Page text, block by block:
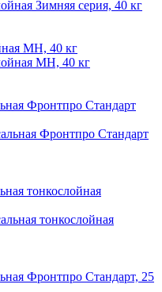
МН, 40 кг
Фронтпро Стандарт
тонкослойная
Фронтпро Стандарт, 25